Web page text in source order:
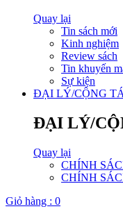
Quay lại
Tin sách mới
Kinh nghiệm
Review sách
Tin khuyến
Sự kiện
ĐẠI LÝ/CỘNG
ĐẠI LÝ/
Quay lại
CHÍNH
CHÍNH
Giỏ hàng : 0